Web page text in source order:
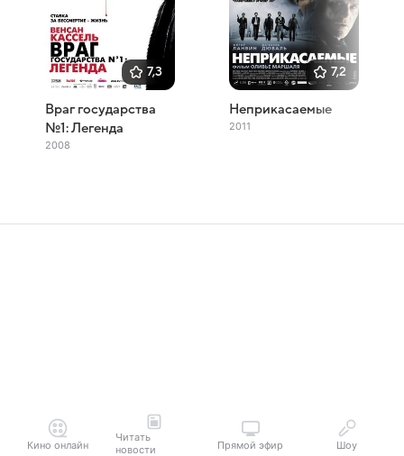
7,3
Враг государства
№1: Легенда
2008
7,2
Неприкасаемые
2011
Кино онлайн
Читать
новости
Прямой эфир Шоу